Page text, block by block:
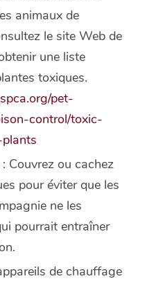
animaux de
le site Web de
une liste
toxiques.
pet-
control/toxic-
Couvrez ou cachez
pour éviter que les
ne les
pourrait entraîner
de chauffage